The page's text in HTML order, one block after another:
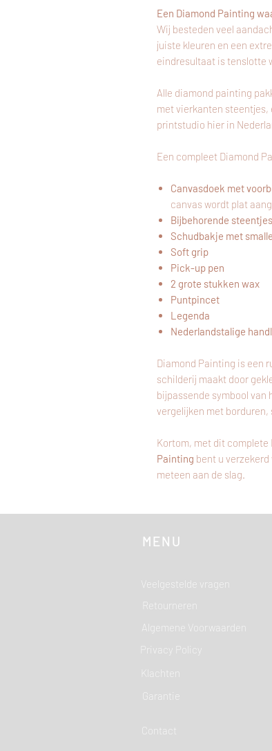
Een Diamond Painting
Wij besteden veel
juiste kleuren en een
eindresultaat is tenslotte
Alle diamond painting
met vierkanten steentjes,
printstudio hier in
Een compleet Diamond
Canvasdoek met
canvas wordt plat
Bijbehorende steentjes
Schudbakje met
Soft grip
Pick-up pen
2 grote stukken wax
Puntpincet
Legenda
Nederlandstalige
Diamond Painting is een
schilderij maakt door
bijpassende symbool
vergelijken met
Kortom, met dit complete
Painting bent u verzekerd
meteen aan de slag.
MENU
Veelgestelde vragen
Retourneren
Algemene Voorwaarden
Klachten
Garantie
Contact